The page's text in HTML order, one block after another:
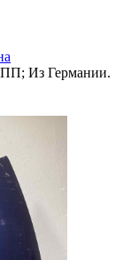
Из Германии.